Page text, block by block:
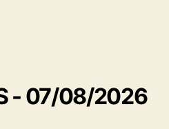
- 07/08/2026